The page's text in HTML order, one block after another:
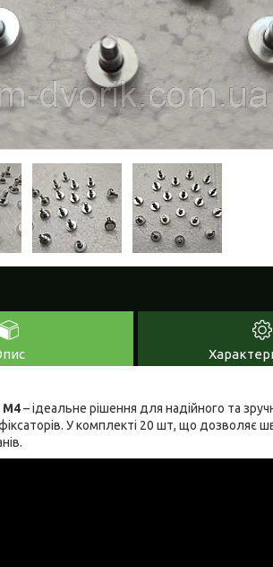
М4– ідеальне рішення для надійного та
У комплекті 20 шт, що дозволяє